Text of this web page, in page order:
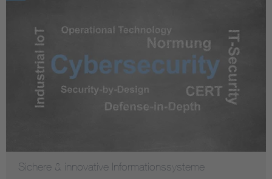
Sichere & innovative Informationssysteme